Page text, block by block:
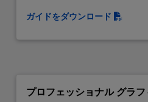
ガイドをダウンロード
プロフェッショナル グラ